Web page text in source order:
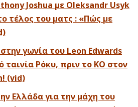
Joshua με Oleksandr Usyk
τέλος του ματς : «Πώς με
γωνία του Leon Edwards
ταινία Ρόκυ, πριν το ΚΟ στον
(vid)
Ελλάδα για την μάχη του